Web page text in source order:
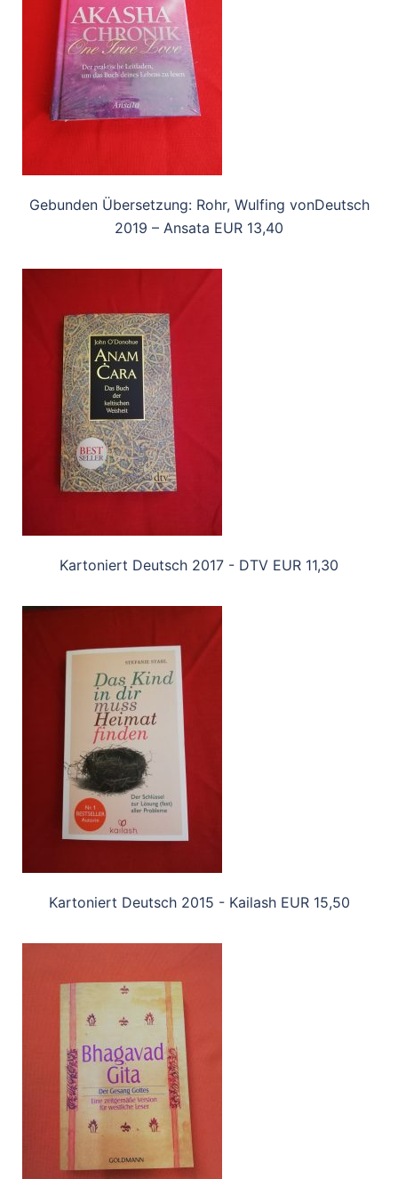
Gebunden Übersetzung: Rohr, Wulfing vonDeutsch
2019 – Ansata EUR 13,40
Kartoniert Deutsch 2017 - DTV EUR 11,30
Kartoniert Deutsch 2015 - Kailash EUR 15,50